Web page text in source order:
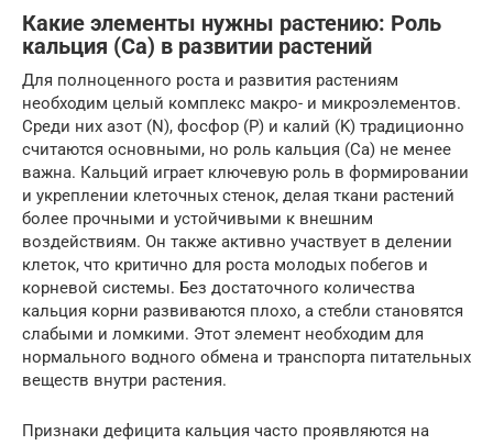
Какие элементы нужны растению: Роль
кальция (Ca) в развитии растений
Для полноценного роста и развития растениям
необходим целый комплекс макро- и микроэлементов.
Среди них азот (N), фосфор (P) и калий (K) традиционно
считаются основными, но роль кальция (Ca) не менее
важна. Кальций играет ключевую роль в формировании
и укреплении клеточных стенок, делая ткани растений
более прочными и устойчивыми к внешним
воздействиям. Он также активно участвует в делении
клеток, что критично для роста молодых побегов и
корневой системы. Без достаточного количества
кальция корни развиваются плохо, а стебли становятся
слабыми и ломкими. Этот элемент необходим для
нормального водного обмена и транспорта питательных
веществ внутри растения.
Признаки дефицита кальция часто проявляются на